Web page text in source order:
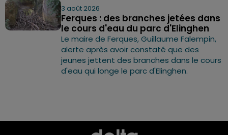
3 août 2026
Ferques : des branches jetées dans
le cours d'eau du parc d'Elinghen
Le maire de Ferques, Guillaume Falempin,
alerte après avoir constaté que des
jeunes jettent des branches dans le cours
d'eau qui longe le parc d'Elinghen.